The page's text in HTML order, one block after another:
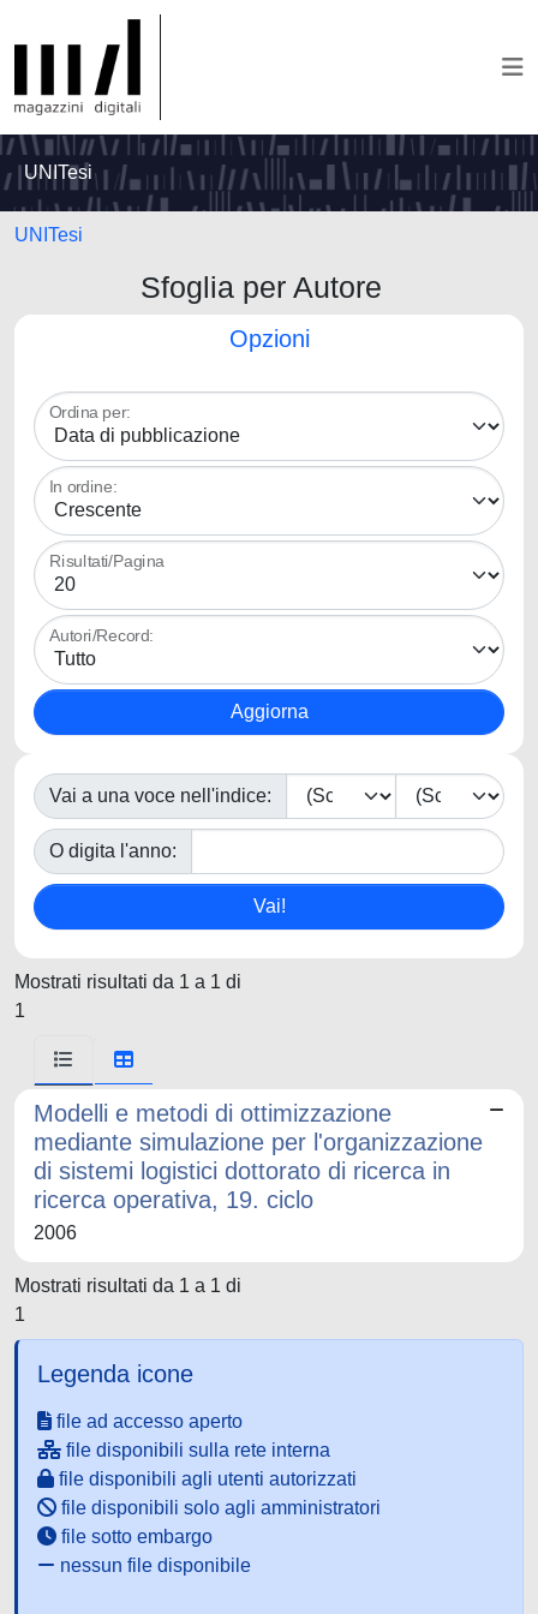
UNITesi
UNITesi
Sfoglia per Autore
Opzioni
Ordina per:
In ordine:
Risultati/Pagina
Autori/Record:
Vai a una voce nell'indice:
O digita l'anno:
Mostrati risultati da 1 a 1 di
1
Modelli e metodi di ottimizzazione
mediante simulazione per l'organizzazione
di sistemi logistici dottorato di ricerca in
ricerca operativa, 19. ciclo
2006
Mostrati risultati da 1 a 1 di
1
Legenda icone
file ad accesso aperto
file disponibili sulla rete interna
file disponibili agli utenti autorizzati
file disponibili solo agli amministratori
file sotto embargo
nessun file disponibile